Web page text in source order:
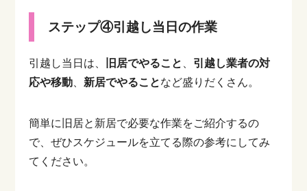
ステップ④引越し当日の作業
引越し当日は、 旧居でやること 、 引越し業者の対
応や移動、新居でやることなど盛りだくさん。
簡単に旧居と新居で必要な作業をご紹介するの
で、ぜひスケジュールを立てる際の参考にしてみ
てください。